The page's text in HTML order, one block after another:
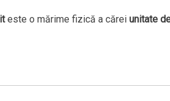
este o mărime fizică a cărei unitate